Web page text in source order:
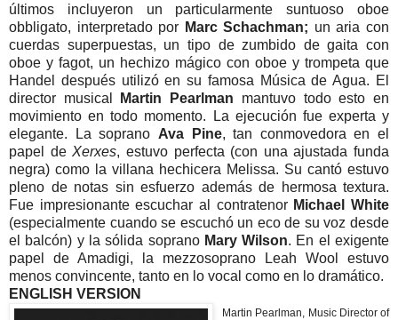
últimos incluyeron un particularmente suntuoso oboe
obbligato, interpretado por Marc Schachman; un aria con
cuerdas superpuestas, un tipo de zumbido de gaita con
oboe y fagot, un hechizo mágico con oboe y trompeta que
Handel después utilizó en su famosa Música de Agua. El
director musical
Martin Pearlman mantuvo todo esto en
movimiento en todo momento. La ejecución fue experta y
elegante. La soprano Ava Pine, tan conmovedora en el
papel deXerxes, estuvo perfecta (con una ajustada funda
negra) como la villana hechicera Melissa. Su cantó estuvo
pleno de notas sin esfuerzo además de hermosa textura.
Fue impresionante escuchar al contratenor Michael White
(especialmente cuando se escuchó un eco de su voz desde
el balcón) y la sólida soprano Mary Wilson. En el exigente
papel de Amadigi, la mezzosoprano Leah Wool estuvo
menos convincente, tanto en lo vocal como en lo dramático.
ENGLISH VERSION
Martin Pearlman, Music Director of